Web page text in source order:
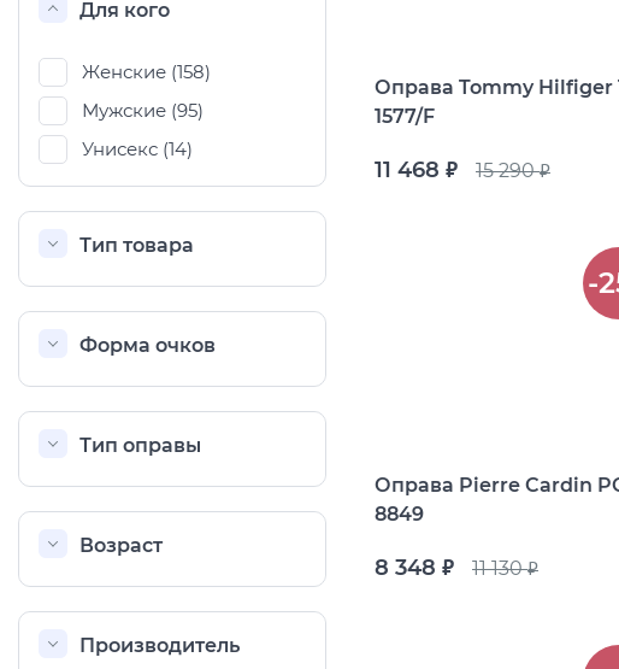
Полезные страницы
О компании Адреса
Для кого
Женские (158)
Мужские (95)
Унисекс (14)
Тип товара
Форма очков
Тип оправы
Возраст
Производитель
Оправа Tommy Hilfiger
1577/F
11 468 руб. 15 290руб.
-
Оправа Pierre Cardin
8849
8 348 руб. 11 130руб.